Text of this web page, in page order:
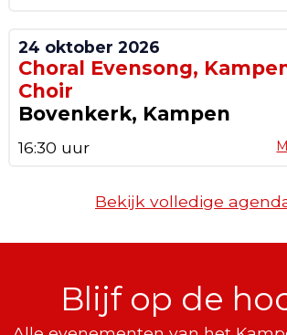
24 oktober 2026
Choral Evensong,
Choir
Bovenkerk, Kampen
16:30 uur
Bekijk volledige
Blijf op de